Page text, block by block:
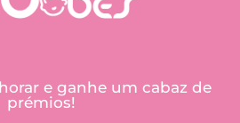
e ganhe um cabaz de
prémios!